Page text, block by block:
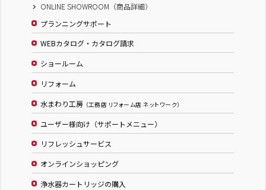
ONLINE SHOWROOM（商品詳細）
プランニングサポート
WEBカタログ・カタログ請求
ショールーム
リフォーム
水まわり工房 （工務店 リフォーム店 ネットワーク）
ユーザー様向け（サポートメニュー）
リフレッシュサービス
オンラインショッピング
浄水器カートリッジの購入